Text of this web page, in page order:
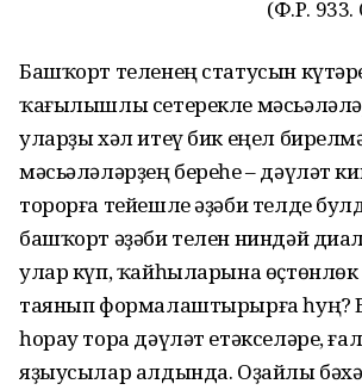
(Ф.Р. 933.
Башҡорт теленең статусын
ҡағылышлы сетерекле
уларҙы хәл итеү бик еңел
мәсьәләләрҙең береһе – дәүләт
торорға тейешле әҙәби телде
башҡорт әҙәби телен ниндәй
улар күп, ҡайһыларына өҫтөнлөк
таянып формалаштырырға һуң?
һорау тора дәүләт етәкселәре,
яҙыусылар алдында. Оҙайлы